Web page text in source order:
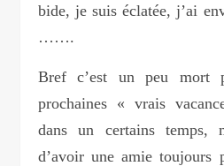
bide, je suis éclatée, j’ai
…….
Bref c’est un peu mort
prochaines « vrais
dans un certains temps,
d’avoir une amie toujours